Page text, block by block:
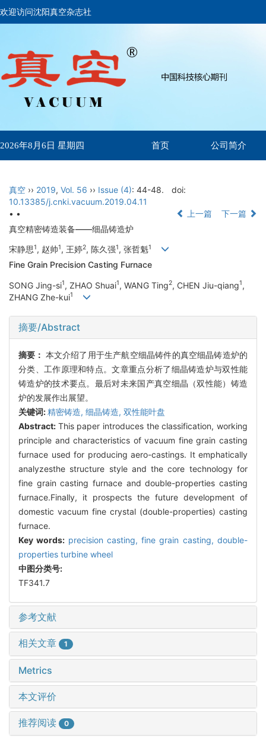
欢迎访问沈阳真空杂志社
2026年8月6日 星期四 首页 公司简介
真空 ›› 2019, Vol. 56 ›› Issue (4): 44-48.
doi:
10.13385/j.cnki.vacuum.2019.04.11
• •
上一篇
下一篇
真空精密铸造装备——细晶铸造炉
宋静思1, 赵帅1, 王婷2, 陈久强1, 张哲魁1
Fine Grain Precision Casting Furnace
SONG Jing-si1, ZHAO Shuai1, WANG Ting2, CHEN Jiu-qiang1,
ZHANG Zhe-kui1
摘要/Abstract
摘要： 本文介绍了用于生产航空细晶铸件的真空细晶铸造炉的
分类、工作原理和特点。文章重点分析了细晶铸造炉与双性能
铸造炉的技术要点。最后对未来国产真空细晶（双性能）铸造
炉的发展作出展望。
关键词:精密铸造, 细晶铸造, 双性能叶盘
Abstract: This paper introduces the classification, working
principle and characteristics of vacuum fine grain casting
furnace used for producing aero-castings. It emphatically
analyzesthe structure style and the core technology for
fine grain casting furnace and double-properties casting
furnace.Finally, it prospects the future development of
domestic vacuum fine crystal (double-properties) casting
furnace.
Key words: precision casting,fine grain casting,double-
properties turbine wheel
中图分类号:
TF341.7
参考文献
相关文章 1
Metrics
本文评价
推荐阅读 0